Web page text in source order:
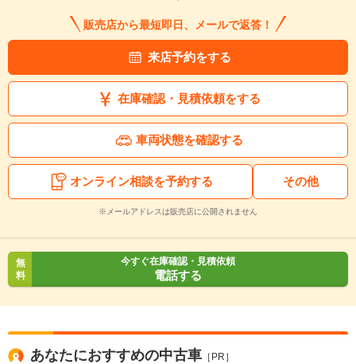
販売店から最短即日、メールで返答！
来店予約をする
在庫確認・見積依頼をする
車両状態を確認する
オンライン相談を予約する その他
※メールアドレスは販売店に公開されません
無
料
今すぐ在庫確認・見積依頼
電話する
あなたにおすすめの中古車 ［PR］